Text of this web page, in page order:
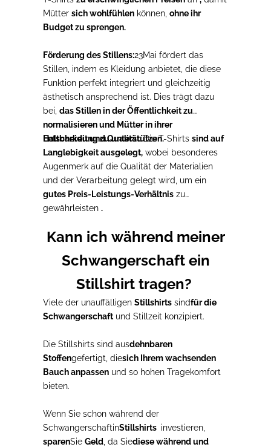
Mütter sich wohlfühlen können, ohne ihr
Budget zu sprengen.
Förderung des Stillens:23Mai fördert das
Stillen, indem es Kleidung anbietet, die diese
Funktion perfekt integriert und gleichzeitig
ästhetisch ansprechend ist. Dies trägt dazu
bei, das Stillen in der Öffentlichkeit zu
normalisieren und Mütter in ihrer
Entscheidung zu unterstützen.
Haltbarkeit und Qualität:Die T-Shirts sind auf
Langlebigkeit ausgelegt, wobei besonderes
Augenmerk auf die Qualität der Materialien
und der Verarbeitung gelegt wird, um ein
gutes Preis-Leistungs-Verhältnis zu
gewährleisten .
Kann ich während meiner
Schwangerschaft ein
Stillshirt tragen?
Viele der unauffälligen Stillshirts sindfür die
Schwangerschaft und Stillzeit konzipiert.
Die Stillshirts sind ausdehnbaren
Stoffengefertigt, diesich Ihrem wachsenden
Bauch anpassen und so hohen Tragekomfort
bieten.
Wenn Sie schon während der
SchwangerschaftinStillshirts investieren
sparenSie Geld , da Siediese während und